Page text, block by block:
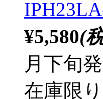
¥5,580(
月下旬
在庫限り